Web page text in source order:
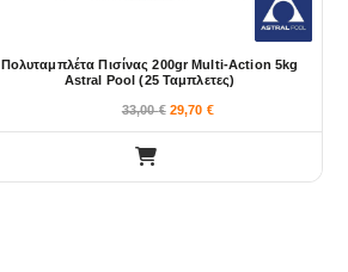
Πολυταμπλέτα Πισίνας 200gr Multi-Action 5kg
Astral Pool (25 Ταμπλετες)
33,00€ 29,70 €